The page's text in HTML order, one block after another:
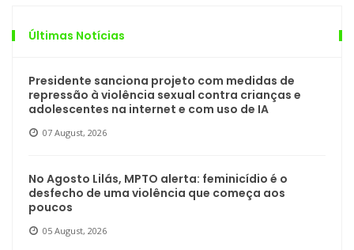
Últimas Notícias
Presidente sanciona projeto com medidas de
repressão à violência sexual contra crianças e
adolescentes na internet e com uso de IA
07 August, 2026
No Agosto Lilás, MPTO alerta: feminicídio é o
desfecho de uma violência que começa aos
poucos
05 August, 2026